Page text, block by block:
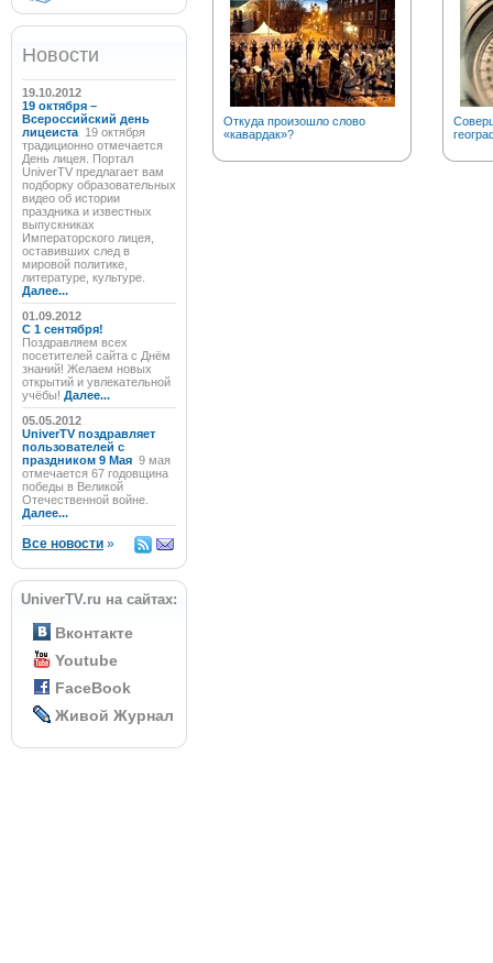
Новости
19.10.2012
19 октября –
Всероссийский день
лицеиста 19 октября
традиционно отмечается
День лицея. Портал
UniverTV предлагает вам
подборку образовательных
видео об истории
праздника и известных
выпускниках
Императорского лицея,
оставивших след в
мировой политике,
литературе, культуре.
Далее...
01.09.2012
C 1 сентября!
Поздравляем всех
посетителей сайта с Днём
знаний! Желаем новых
открытий и увлекательной
учёбы! Далее...
05.05.2012
UniverTV поздравляет
пользователей с
праздником 9 Мая 9 мая
отмечается 67 годовщина
победы в Великой
Отечественной войне.
Далее...
Все новости »
UniverTV.ru на сайтах:
Вконтакте
Youtube
FaceBook
Живой Журнал
Откуда произошло слово
«кавардак»?